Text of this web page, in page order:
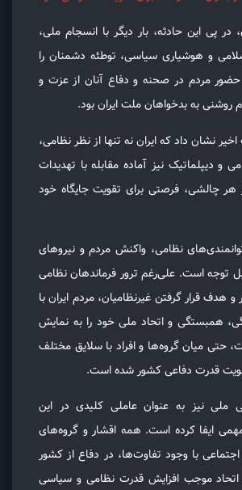
در پی این حادثه، بار دیگر با انسجام ملی،
و هوشیاری سیاسی، توطئه دشمنان را
مردم در صحنه و دفاع آنان از عزت و
روشنی به بدخواهان ملت ایران بود.
نشان داد که ایران نه تنها از نظر نظامی،
و دیپلماتیک نیز آماده مقابله با تهدیدات
هر چالشی، فرصتی برای تقویت جایگاه خود
نظامی، واکنش مردم و نیروهای
توجه است. علی‌رغم ترور فرماندهان نظامی
هدف قرار گرفتن غیرنظامیان، مردم ایران با
همبستگی و اتحاد ملی خود را به نمایش
حتی میان گروه‌ها و افراد با سلایق مختلف
قدرت دفاعی کشور شده است.
ملی نیز به عنوان عاملی کلیدی در این
ایفا کرده است. همه اقشار و گروه‌های
با وجود تفاوت‌ها، در دفاع از کشور
موجب افزایش قدرت نظامی و سیاسی